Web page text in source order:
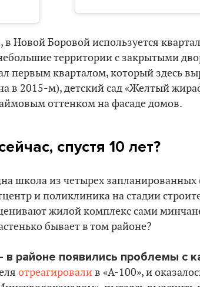
в Новой Боровой используется
территории с закрытыми
первым кварталом, который здесь
в 2015-м), детский сад «Желтый
оттенком на фасаде домов.
спустя 10 лет?
школа из четырех запланированных
и поликлиника на стадии
жилой комплекс сами
бывает в том районе?
в районе появились проблемы с
отреагировалив «А-100», и